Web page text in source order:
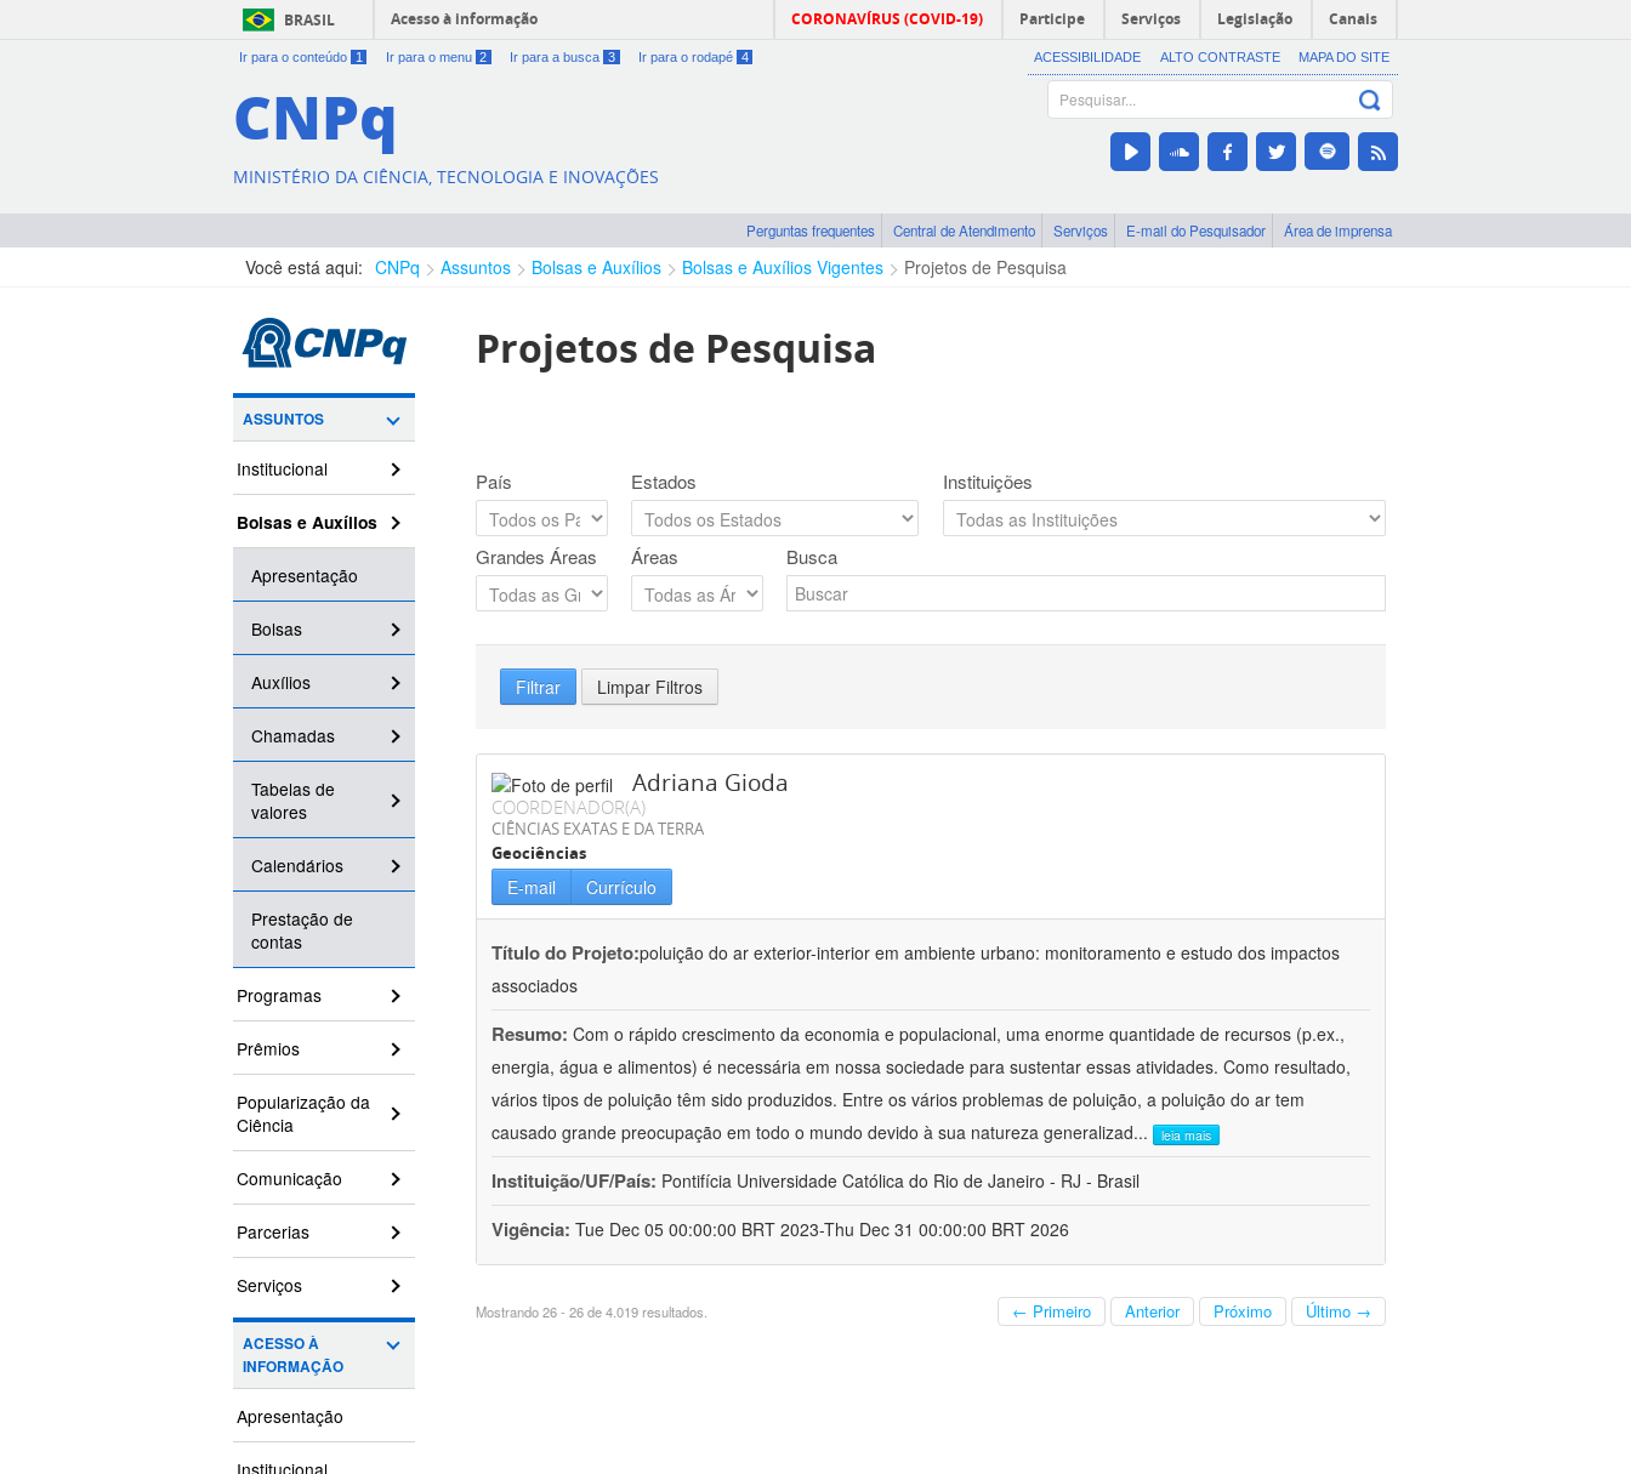
BRASIL Acesso à informação CORONAVÍRUS (COVID-19) Participe Serviços Legislação Canais
Ir para o conteúdo 1 Ir para o menu 2 Ir para a busca 3 Ir para o rodapé 4 ACESSIBILIDADE ALTO CONTRASTE MAPA DO SITE
CNPq
MINISTÉRIO DA CIÊNCIA, TECNOLOGIA E INOVAÇÕES
Perguntas frequentes Central de Atendimento Serviços E-mail do Pesquisador Área de imprensa
Você está aqui: CNPq Assuntos Bolsas e Auxílios Bolsas e Auxílios Vigentes Projetos de Pesquisa
ASSUNTOS
Institucional
Bolsas e Auxílios
Apresentação
Bolsas
Auxílios
Chamadas
Tabelas de
valores
Calendários
Prestação de
contas
Programas
Prêmios
Popularização da
Ciência
Comunicação
Parcerias
Serviços
ACESSO À
INFORMAÇÃO
Apresentação
Projetos de Pesquisa
País Estados Instituições
Grandes Áreas Áreas Busca
Filtrar Limpar Filtros
Adriana Gioda
COORDENADOR(A)
CIÊNCIAS EXATAS E DA TERRA
Geociências
E-mail Currículo
Título do Projeto:poluição do ar exterior-interior em ambiente urbano: monitoramento e estudo dos impactos
associados
Resumo: Com o rápido crescimento da economia e populacional, uma enorme quantidade de recursos (p.ex.,
energia, água e alimentos) é necessária em nossa sociedade para sustentar essas atividades. Como resultado,
vários tipos de poluição têm sido produzidos. Entre os vários problemas de poluição, a poluição do ar tem
causado grande preocupação em todo o mundo devido à sua natureza generalizad... leia mais
Instituição/UF/País: Pontifícia Universidade Católica do Rio de Janeiro - RJ - Brasil
Vigência: Tue Dec 05 00:00:00 BRT 2023-Thu Dec 31 00:00:00 BRT 2026
Mostrando 26 - 26 de 4.019 resultados. ← Primeiro Anterior Próximo Último →